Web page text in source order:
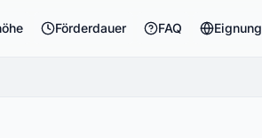
Förderdauer FAQ Eignung